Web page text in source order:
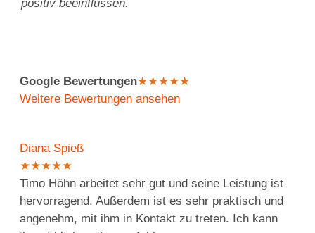
positiv beeinflussen.
Google Bewertungen★★★★★
Weitere Bewertungen ansehen
Diana Spieß
★★★★★
Timo Höhn arbeitet sehr gut und seine Leistung ist
hervorragend. Außerdem ist es sehr praktisch und
angenehm, mit ihm in Kontakt zu treten. Ich kann